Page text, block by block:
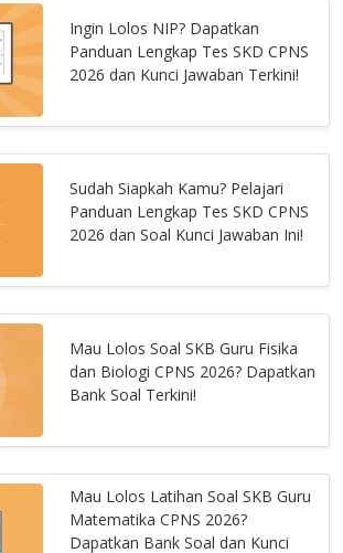
Ingin Lolos NIP? Dapatkan
Panduan Lengkap Tes SKD CPNS
2026 dan Kunci Jawaban Terkini!
Sudah Siapkah Kamu? Pelajari
Panduan Lengkap Tes SKD CPNS
2026 dan Soal Kunci Jawaban Ini!
Mau Lolos Soal SKB Guru Fisika
dan Biologi CPNS 2026? Dapatkan
Bank Soal Terkini!
Mau Lolos Latihan Soal SKB Guru
Matematika CPNS 2026?
Dapatkan Bank Soal dan Kunci